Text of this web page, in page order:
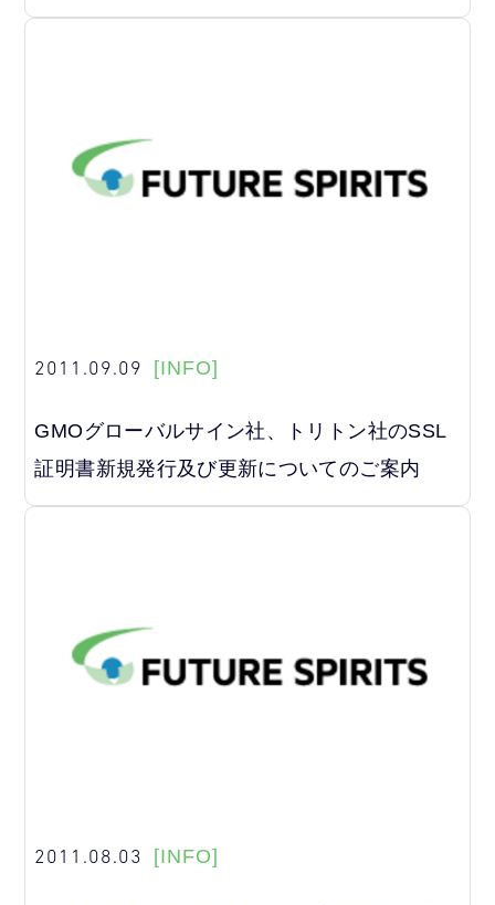
2011.09.09 [INFO]
GMOグローバルサイン社、トリトン社のSSL
証明書新規発行及び更新についてのご案内
2011.08.03 [INFO]